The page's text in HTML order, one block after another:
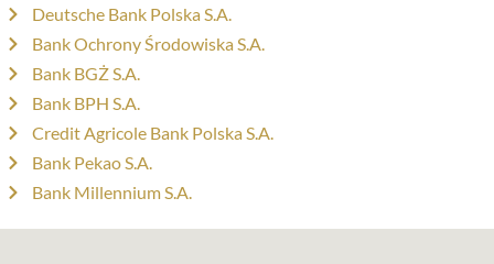
Deutsche Bank Polska S.A.
Bank Ochrony Środowiska S.A.
Bank BGŻ S.A.
Bank BPH S.A.
Credit Agricole Bank Polska S.A.
Bank Pekao S.A.
Bank Millennium S.A.